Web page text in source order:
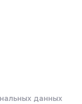
данных